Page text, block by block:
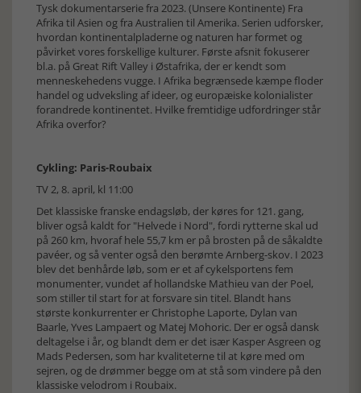
Tysk dokumentarserie fra 2023. (Unsere Kontinente) Fra
Afrika til Asien og fra Australien til Amerika. Serien udforsker,
hvordan kontinentalpladerne og naturen har formet og
påvirket vores forskellige kulturer. Første afsnit fokuserer
bl.a. på Great Rift Valley i Østafrika, der er kendt som
menneskehedens vugge. I Afrika begrænsede kæmpe floder
handel og udveksling af ideer, og europæiske kolonialister
forandrede kontinentet. Hvilke fremtidige udfordringer står
Afrika overfor?
Cykling: Paris-Roubaix
TV 2, 8. april, kl 11:00
Det klassiske franske endagsløb, der køres for 121. gang,
bliver også kaldt for "Helvede i Nord", fordi rytterne skal ud
på 260 km, hvoraf hele 55,7 km er på brosten på de såkaldte
pavéer, og så venter også den berømte Arnberg-skov. I 2023
blev det benhårde løb, som er et af cykelsportens fem
monumenter, vundet af hollandske Mathieu van der Poel,
som stiller til start for at forsvare sin titel. Blandt hans
største konkurrenter er Christophe Laporte, Dylan van
Baarle, Yves Lampaert og Matej Mohoric. Der er også dansk
deltagelse i år, og blandt dem er det især Kasper Asgreen og
Mads Pedersen, som har kvaliteterne til at køre med om
sejren, og de drømmer begge om at stå som vindere på den
klassiske velodrom i Roubaix.